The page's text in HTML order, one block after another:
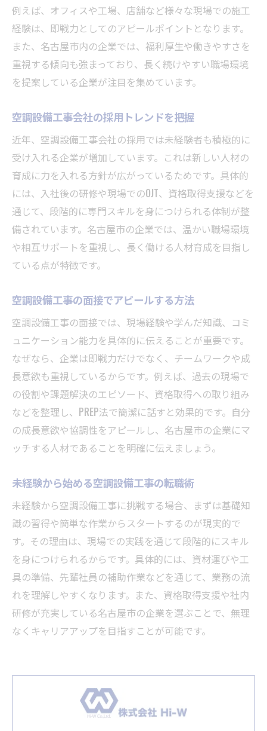
例えば、オフィスや工場、店舗など様々な現場での施工
経験は、即戦力としてのアピールポイントとなります。
また、名古屋市内の企業では、福利厚生や働きやすさを
重視する傾向も強まっており、長く続けやすい職場環境
を提案している企業が注目を集めています。
空調設備工事会社の採用トレンドを把握
近年、空調設備工事会社の採用では未経験者も積極的に
受け入れる企業が増加しています。これは新しい人材の
育成に力を入れる方針が広がっているためです。具体的
には、入社後の研修や現場でのOJT、資格取得支援などを
通じて、段階的に専門スキルを身につけられる体制が整
備されています。名古屋市の企業では、温かい職場環境
や相互サポートを重視し、長く働ける人材育成を目指し
ている点が特徴です。
空調設備工事の面接でアピールする方法
空調設備工事の面接では、現場経験や学んだ知識、コミ
ュニケーション能力を具体的に伝えることが重要です。
なぜなら、企業は即戦力だけでなく、チームワークや成
長意欲も重視しているからです。例えば、過去の現場で
の役割や課題解決のエピソード、資格取得への取り組み
などを整理し、PREP法で簡潔に話すと効果的です。自分
の成長意欲や協調性をアピールし、名古屋市の企業にマ
ッチする人材であることを明確に伝えましょう。
未経験から始める空調設備工事の転職術
未経験から空調設備工事に挑戦する場合、まずは基礎知
識の習得や簡単な作業からスタートするのが現実的で
す。その理由は、現場での実践を通じて段階的にスキル
を身につけられるからです。具体的には、資材運びや工
具の準備、先輩社員の補助作業などを通じて、業務の流
れを理解しやすくなります。また、資格取得支援や社内
研修が充実している名古屋市の企業を選ぶことで、無理
なくキャリアアップを目指すことが可能です。